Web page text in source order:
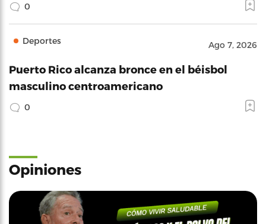
0
Deportes Ago 7, 2026
Puerto Rico alcanza bronce en el béisbol
masculino centroamericano
0
Opiniones